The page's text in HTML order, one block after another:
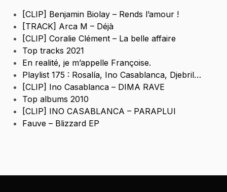
[CLIP] Benjamin Biolay – Rends l’amour !
[TRACK] Arca M – Déjà
[CLIP] Coralie Clément – La belle affaire
Top tracks 2021
En realité, je m’appelle Françoise.
Playlist 175 : Rosalía, Ino Casablanca, Djebril…
[CLIP] Ino Casablanca – DIMA RAVE
Top albums 2010
[CLIP] INO CASABLANCA – PARAPLUI
Fauve – Blizzard EP